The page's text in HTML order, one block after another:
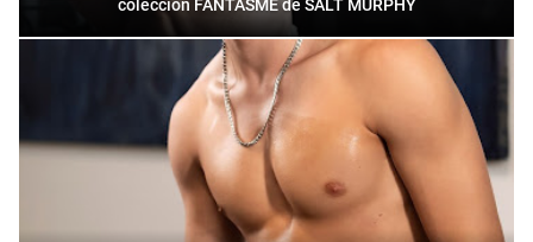
colección FANTASME de SALT MURPHY